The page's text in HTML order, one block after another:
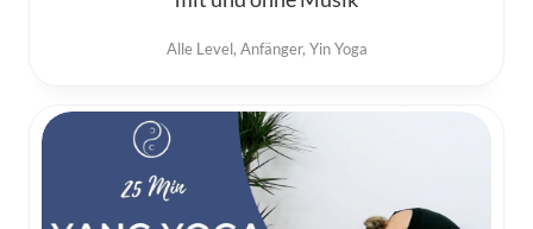
Alle Level, Anfänger, Yin Yoga